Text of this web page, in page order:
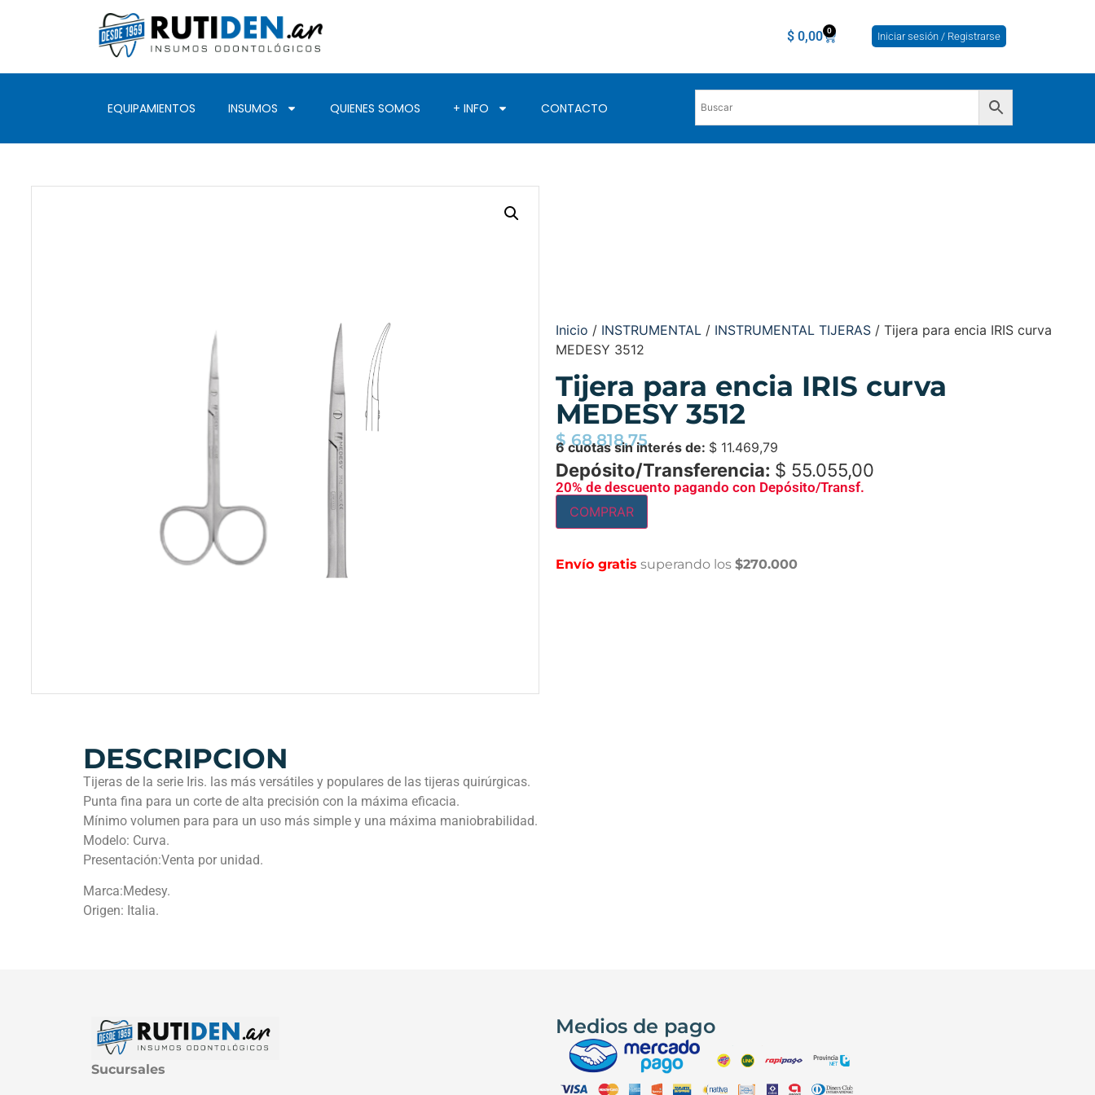
$0,00 0 Iniciar sesión / Registrarse
EQUIPAMIENTOS INSUMOS QUIENES SOMOS + INFO CONTACTO
Inicio / INSTRUMENTAL / INSTRUMENTAL TIJERAS / Tijera para encia IRIS curva
MEDESY 3512
Tijera para encia IRIS curva
MEDESY 3512
$ 68.818,75
6 cuotas sin interés de: $ 11.469,79
Depósito/Transferencia: $ 55.055,00
20% de descuento pagando con Depósito/Transf.
COMPRAR
Envío gratis superando los $270.000
DESCRIPCION
Tijeras de la serie Iris. las más versátiles y populares de las tijeras quirúrgicas.
Punta fina para un corte de alta precisión con la máxima eficacia.
Mínimo volumen para para un uso más simple y una máxima maniobrabilidad.
Modelo: Curva.
Presentación:Venta por unidad.
Marca:Medesy.
Origen: Italia.
Sucursales
Medios de pago